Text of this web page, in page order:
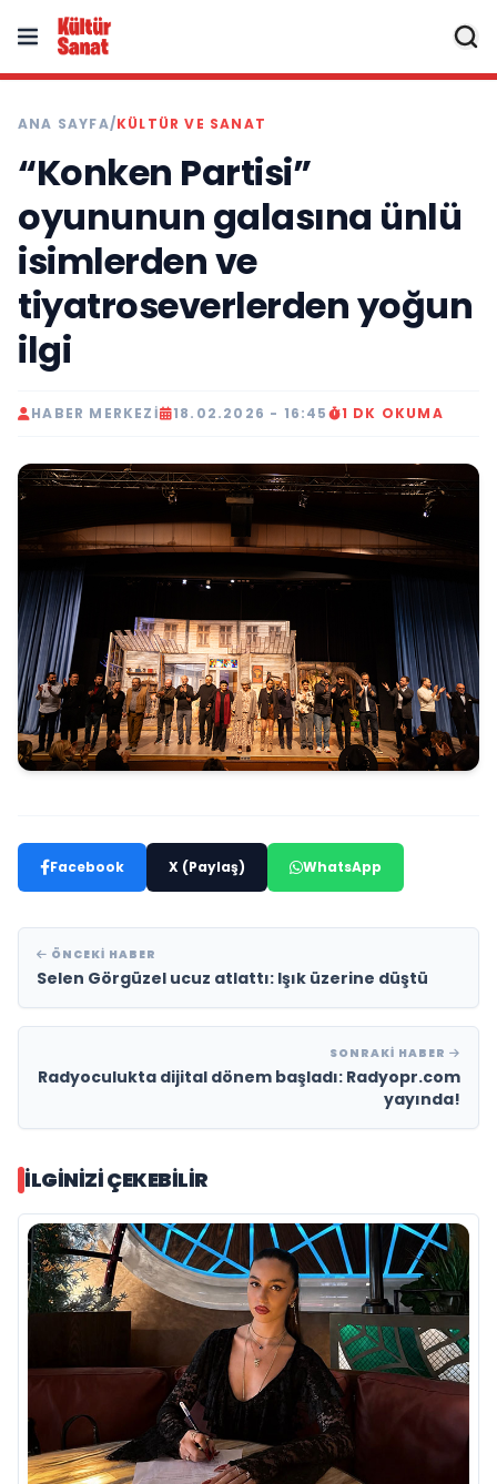
ANA SAYFA/KÜLTÜR VE SANAT
“Konken Partisi”
oyununun galasına ünlü
isimlerden ve
tiyatroseverlerden yoğun
ilgi
HABER MERKEZI 18.02.2026 - 16:45 1 DK OKUMA
Facebook X (Paylaş) WhatsApp
ÖNCEKI HABER
Selen Görgüzel ucuz atlattı: Işık üzerine düştü
SONRAKI HABER
Radyoculukta dijital dönem başladı: Radyopr.com
yayında!
İLGINIZI ÇEKEBILIR